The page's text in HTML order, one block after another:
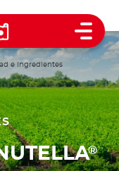
Open
e ingredientes
®